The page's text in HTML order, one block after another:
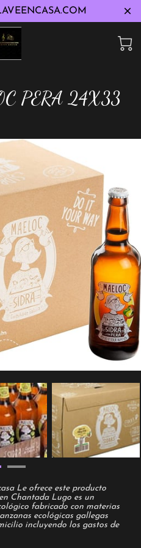
PERA 24X33
Le ofrece este producto
Chantada Lugo es un
fabricado con materias
ecológicas gallegas
incluyendo los gastos de